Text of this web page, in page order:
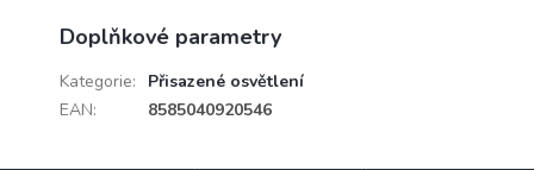
Doplňkové parametry
Kategorie:
Přisazené osvětlení
EAN: 8585040920546